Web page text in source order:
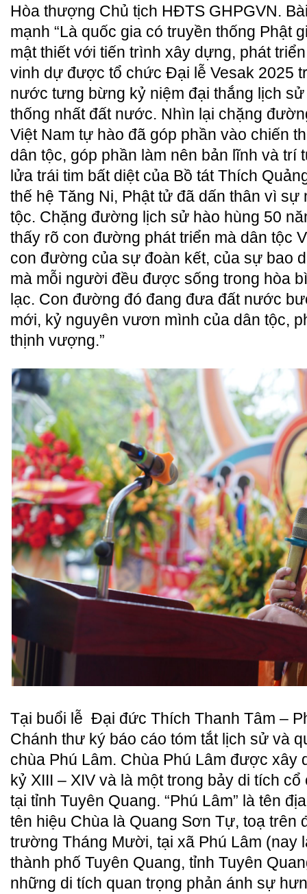
Hòa thượng Chủ tịch HĐTS GHPGVN.
mạnh “Là quốc gia có truyền thống Phật
mật thiết với tiến trình xây dựng, phát
vinh dự được tổ chức Đại lễ Vesak 2025
nước tưng bừng kỷ niệm đại thắng lịch
thống nhất đất nước. Nhìn lại chặng
Việt Nam tự hào đã góp phần vào chiến
dân tộc, góp phần làm nên bản lĩnh và trí
lửa trái tim bất diệt của Bồ tát Thích
thế hệ Tăng Ni, Phật tử đã dấn thân vì sự
tộc. Chặng đường lịch sử hào hùng 50
thấy rõ con đường phát triển mà dân tộc
con đường của sự đoàn kết, của sự bao
mà mỗi người đều được sống trong hòa
lạc. Con đường đó đang đưa đất nước
mới, kỷ nguyên vươn mình của dân tộc,
thịnh vượng.”
Tại buổi lễ Đại đức Thích Thanh Tâm –
Chánh thư ký báo cáo tóm tắt lịch sử và
chùa Phú Lâm. Chùa Phú Lâm được xây
kỷ XIII – XIV và là một trong bảy di tích
tại tỉnh Tuyên Quang. “Phú Lâm” là tên
tên hiệu Chùa là Quang Sơn Tự, toạ trên
trường Tháng Mười, tại xã Phú Lâm (nay
thành phố Tuyên Quang, tỉnh Tuyên
những di tích quan trọng phản ánh sự